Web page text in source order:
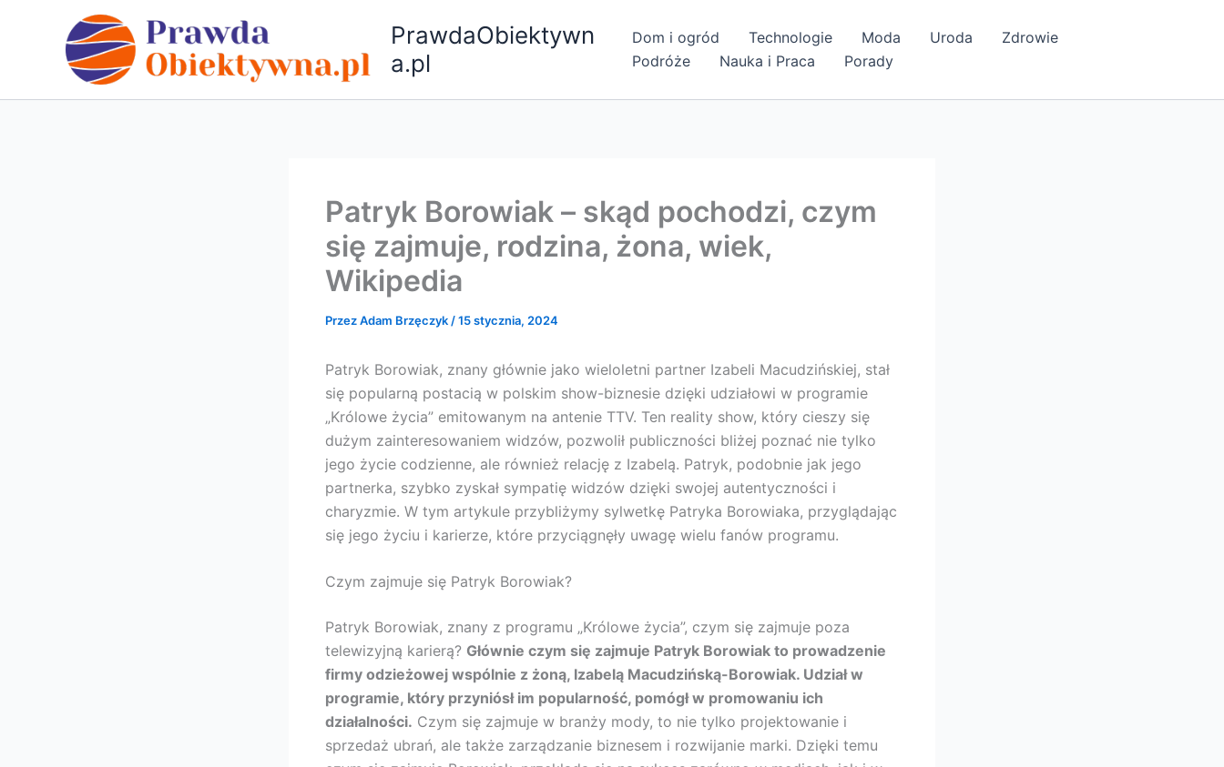
PrawdaObiektywn
a.pl
Dom i ogród Technologie Moda Uroda
Zdrowie
Podróże
Nauka i Praca Porady
Patryk Borowiak – skąd pochodzi, czym
się zajmuje, rodzina, żona, wiek,
Wikipedia
PrzezAdam Brzęczyk /15 stycznia, 2024
Patryk Borowiak, znany głównie jako wieloletni partner Izabeli Macudzińskiej, stał
się popularną postacią w polskim show-biznesie dzięki udziałowi w programie
„Królowe życia” emitowanym na antenie TTV. Ten reality show, który cieszy się
dużym zainteresowaniem widzów, pozwolił publiczności bliżej poznać nie tylko
jego życie codzienne, ale również relację z Izabelą. Patryk, podobnie jak jego
partnerka, szybko zyskał sympatię widzów dzięki swojej autentyczności i
charyzmie. W tym artykule przybliżymy sylwetkę Patryka Borowiaka, przyglądając
się jego życiu i karierze, które przyciągnęły uwagę wielu fanów programu.
Czym zajmuje się Patryk Borowiak?
Patryk Borowiak, znany z programu „Królowe życia”, czym się zajmuje poza
telewizyjną karierą? Głównie czym się zajmuje Patryk Borowiak to prowadzenie
firmy odzieżowej wspólnie z żoną, Izabelą Macudzińską-Borowiak. Udział w
programie, który przyniósł im popularność, pomógł w promowaniu ich
działalności. Czym się zajmuje w branży mody, to nie tylko projektowanie i
sprzedaż ubrań, ale także zarządzanie biznesem i rozwijanie marki. Dzięki temu